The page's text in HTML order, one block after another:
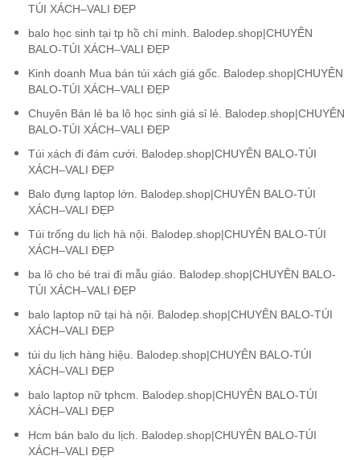
TÚI XÁCH–VALI ĐẸP
balo học sinh tại tp hồ chí minh. Balodep.shop|CHUYÊN
BALO-TÚI XÁCH–VALI ĐẸP
Kinh doanh Mua bán túi xách giá gốc. Balodep.shop|CHUYÊN
BALO-TÚI XÁCH–VALI ĐẸP
Chuyên Bán lẻ ba lô học sinh giá sỉ lẻ. Balodep.shop|CHUYÊN
BALO-TÚI XÁCH–VALI ĐẸP
Túi xách đi đám cưới. Balodep.shop|CHUYÊN BALO-TÚI
XÁCH–VALI ĐẸP
Balo đựng laptop lớn. Balodep.shop|CHUYÊN BALO-TÚI
XÁCH–VALI ĐẸP
Túi trống du lịch hà nội. Balodep.shop|CHUYÊN BALO-TÚI
XÁCH–VALI ĐẸP
ba lô cho bé trai đi mẫu giáo. Balodep.shop|CHUYÊN BALO-
TÚI XÁCH–VALI ĐẸP
balo laptop nữ tại hà nội. Balodep.shop|CHUYÊN BALO-TÚI
XÁCH–VALI ĐẸP
túi du lịch hàng hiệu. Balodep.shop|CHUYÊN BALO-TÚI
XÁCH–VALI ĐẸP
balo laptop nữ tphcm. Balodep.shop|CHUYÊN BALO-TÚI
XÁCH–VALI ĐẸP
Hcm bán balo du lịch. Balodep.shop|CHUYÊN BALO-TÚI
XÁCH–VALI ĐẸP